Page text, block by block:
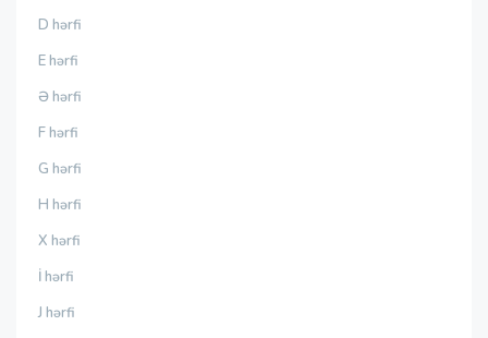
D hərfi
E hərfi
Ə hərfi
F hərfi
G hərfi
H hərfi
X hərfi
İ hərfi
J hərfi